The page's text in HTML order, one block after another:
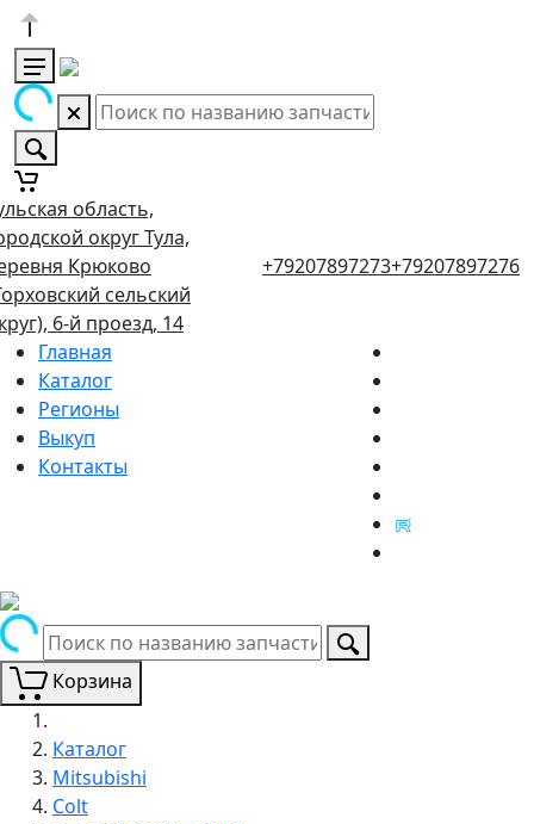
область,
округ Тула,
Крюково
сельский
6-й проезд, 14
+79207897273+79207897276
Главная
Каталог
Регионы
Выкуп
Контакты
Корзина
Каталог
Mitsubishi
Colt